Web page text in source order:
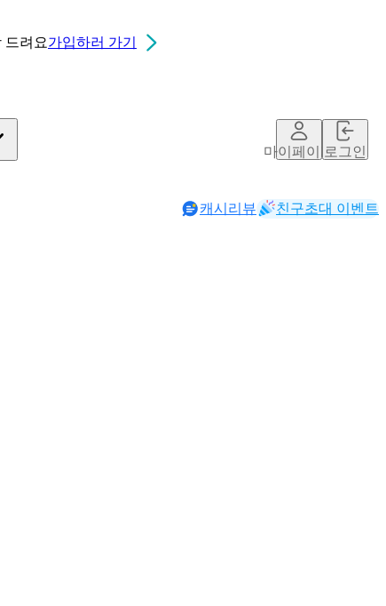
드려요가입하러 가기
마이페이지로그인
캐시리뷰 친구초대 이벤트